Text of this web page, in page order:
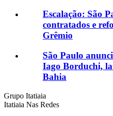
Escalação: São
contratados e
Grêmio
São Paulo
Iago Borduchi,
Bahia
Grupo Itatiaia
Itatiaia Nas Redes